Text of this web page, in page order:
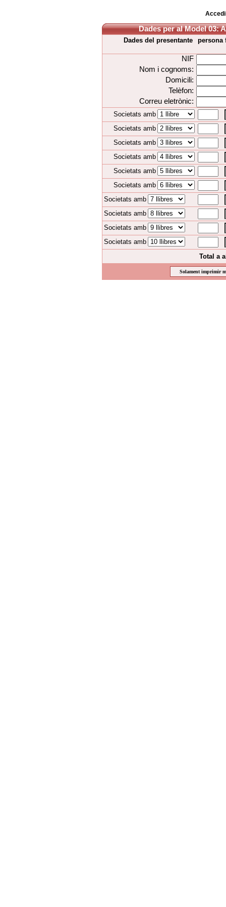
Dades per al Model 03:
Dades del presentante persona
Societats amb
Societats amb
Societats amb
Societats amb
Societats amb
Societats amb
Societats amb
Societats amb
Societats amb
Societats amb
Total a